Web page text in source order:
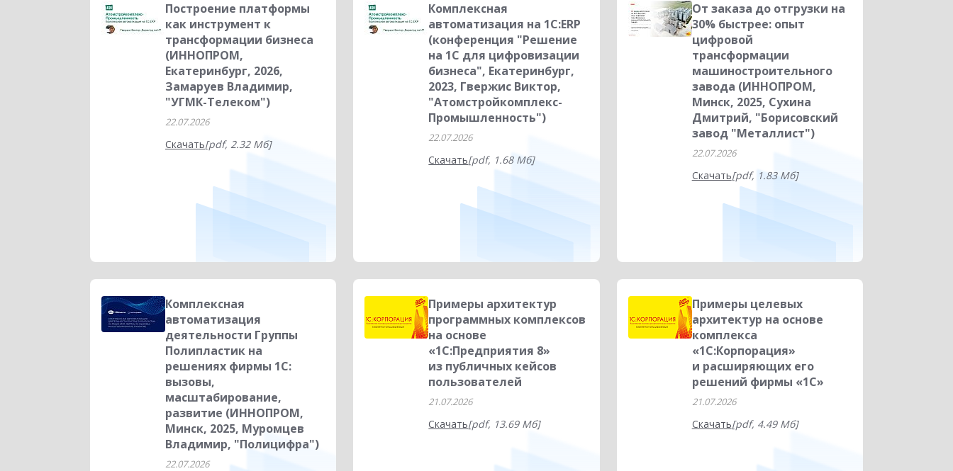
Построение платформы
как инструмент к
трансформации бизнеса
(ИННОПРОМ,
Екатеринбург, 2026,
Замаруев Владимир,
"УГМК-Телеком")
22.07.2026
Скачать[pdf, 2.32 Мб]
Комплексная
автоматизация на 1С:ERP
(конференция "Решение
на 1С для цифровизации
бизнеса", Екатеринбург,
2023, Гвержис Виктор,
"Атомстройкомплекс-
Промышленность")
22.07.2026
Скачать[pdf, 1.68 Мб]
От заказа до отгрузки на
30% быстрее: опыт
цифровой
трансформации
машиностроительного
завода (ИННОПРОМ,
Минск, 2025, Сухина
Дмитрий, "Борисовский
завод "Металлист")
22.07.2026
Скачать[pdf, 1.83 Мб]
Комплексная
автоматизация
деятельности Группы
Полипластик на
решениях фирмы 1С:
вызовы,
масштабирование,
развитие (ИННОПРОМ,
Минск, 2025, Муромцев
Владимир, "Полицифра")
22.07.2026
Примеры архитектур
программных комплексов
на основе
«1С:Предприятия 8»
из публичных кейсов
пользователей
21.07.2026
Скачать[pdf, 13.69 Мб]
Примеры целевых
архитектур на основе
комплекса
«1С:Корпорация»
и расширяющих его
решений фирмы «1С»
21.07.2026
Скачать[pdf, 4.49 Мб]